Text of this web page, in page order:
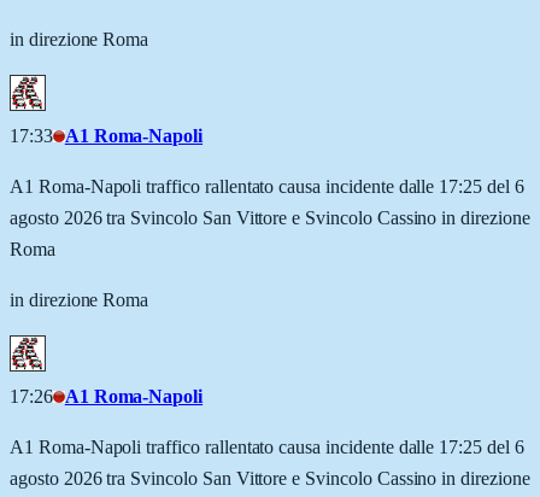
in direzione Roma
17:33 A1 Roma-Napoli
A1 Roma-Napoli traffico rallentato causa incidente dalle 17:25 del 6
agosto 2026 tra Svincolo San Vittore e Svincolo Cassino in direzione
Roma
in direzione Roma
17:26 A1 Roma-Napoli
A1 Roma-Napoli traffico rallentato causa incidente dalle 17:25 del 6
agosto 2026 tra Svincolo San Vittore e Svincolo Cassino in direzione